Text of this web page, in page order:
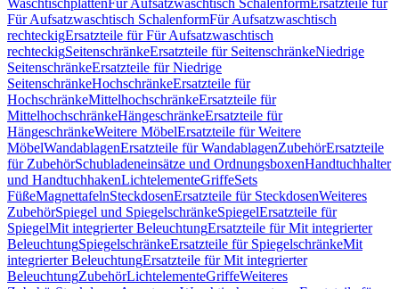
WaschtischplattenFür Aufsatzwaschtisch SchalenformErsatzteile für
Für Aufsatzwaschtisch SchalenformFür Aufsatzwaschtisch
rechteckigErsatzteile für Für Aufsatzwaschtisch
rechteckigSeitenschränkeErsatzteile für SeitenschränkeNiedrige
SeitenschränkeErsatzteile für Niedrige
SeitenschränkeHochschränkeErsatzteile für
HochschränkeMittelhochschränkeErsatzteile für
MittelhochschränkeHängeschränkeErsatzteile für
HängeschränkeWeitere MöbelErsatzteile für Weitere
MöbelWandablagenErsatzteile für WandablagenZubehörErsatzteile
für ZubehörSchubladeneinsätze und OrdnungsboxenHandtuchhalter
und HandtuchhakenLichtelementeGriffeSets
FüßeMagnettafelnSteckdosenErsatzteile für SteckdosenWeiteres
ZubehörSpiegel und SpiegelschränkeSpiegelErsatzteile für
SpiegelMit integrierter BeleuchtungErsatzteile für Mit integrierter
BeleuchtungSpiegelschränkeErsatzteile für SpiegelschränkeMit
integrierter BeleuchtungErsatzteile für Mit integrierter
BeleuchtungZubehörLichtelementeGriffeWeiteres